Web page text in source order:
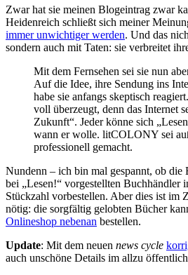
Zwar hat sie meinen Blogeintrag zwar
Heidenreich schließt sich meiner
immer unwichtiger werden. Und das
sondern auch mit Taten: sie verbreitet
Mit dem Fernsehen sei sie nun
Auf die Idee, ihre Sendung ins
habe sie anfangs skeptisch
voll überzeugt, denn das Internet
Zukunft“. Jeder könne sich
wann er wolle. litCOLONY sei
professionell gemacht.
Nundenn – ich bin mal gespannt, ob
bei „Lesen!“ vorgestellten Buchhändler
Stückzahl vorbestellen. Aber dies ist im
nötig: die sorgfältig gelobten Bücher
Onlineshop nebenan bestellen.
Update: Mit dem neuen news cycle
auch unschöne Details im allzu